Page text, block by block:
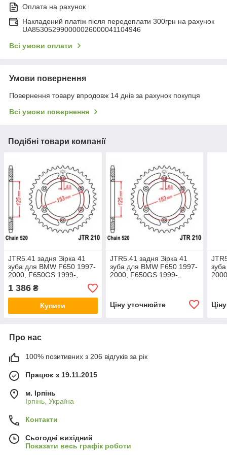
Оплата на рахунок
Накладений платіж після передоплати 300грн на рахунок
UA853052990000026000041104946
Всі умови оплати
Умови повернення
Повернення товару впродовж 14 днів за рахунок покупця
Всі умови повернення
Подібні товари компанії
JTR5.41 задня Зірка 41
зуба для BMW F650 1997-
2000, F650GS 1999-,
F650GS Dakar 2000-2007,
аналог 1-3637-41
1 386 ₴
Купити
JTR5.41 задня Зірка 41
зуба для BMW F650 1997-
2000, F650GS 1999-,
Ціну уточнюйте
Про нас
100% позитивних з 206 відгуків за рік
Працює з 19.11.2015
м. Ірпінь
Ірпінь, Україна
Контакти
Сьогодні вихідний
Показати весь графік роботи